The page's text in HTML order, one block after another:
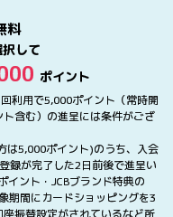
料
して
ポイント
利用で5,000ポイント（常時開
含む）の進呈には条件がござ
は5,000ポイント)のうち、入会
録が完了した2日前後で進呈い
イント・JCBブランド特典の
期間にカードショッピングを3
振替設定がされているなど所